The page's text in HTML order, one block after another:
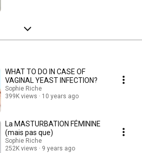
WHAT TO DO IN CASE OF
VAGINAL YEAST INFECTION?
Sophie Riche
399K views
10 years ago
La MASTURBATION FÉMININE
(mais pas que)
Sophie Riche
252K views
9 years ago